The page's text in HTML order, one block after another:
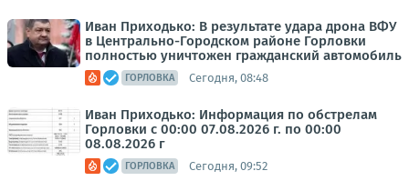
Иван Приходько: В результате удара дрона ВФУ
в Центрально-Городском районе Горловки
полностью уничтожен гражданский автомобиль
ГОРЛОВКА Сегодня, 08:48
Иван Приходько: Информация по обстрелам
Горловки с 00:00 07.08.2026 г. по 00:00
08.08.2026 г
ГОРЛОВКА Сегодня, 09:52